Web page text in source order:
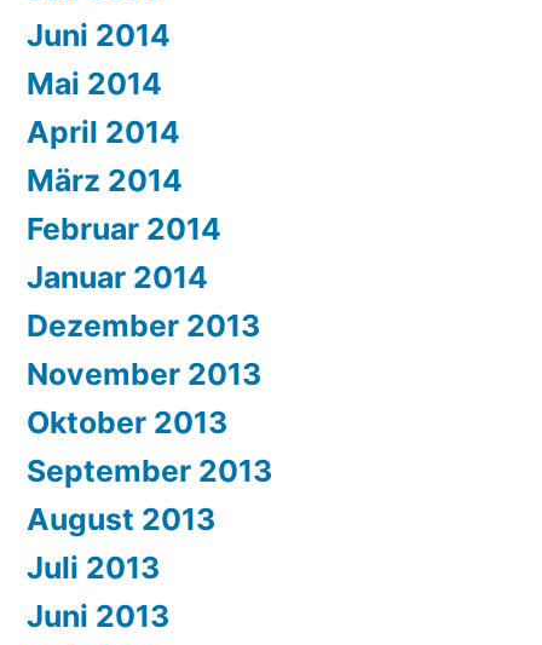
Juni 2014
Mai 2014
April 2014
März 2014
Februar 2014
Januar 2014
Dezember 2013
November 2013
Oktober 2013
September 2013
August 2013
Juli 2013
Juni 2013